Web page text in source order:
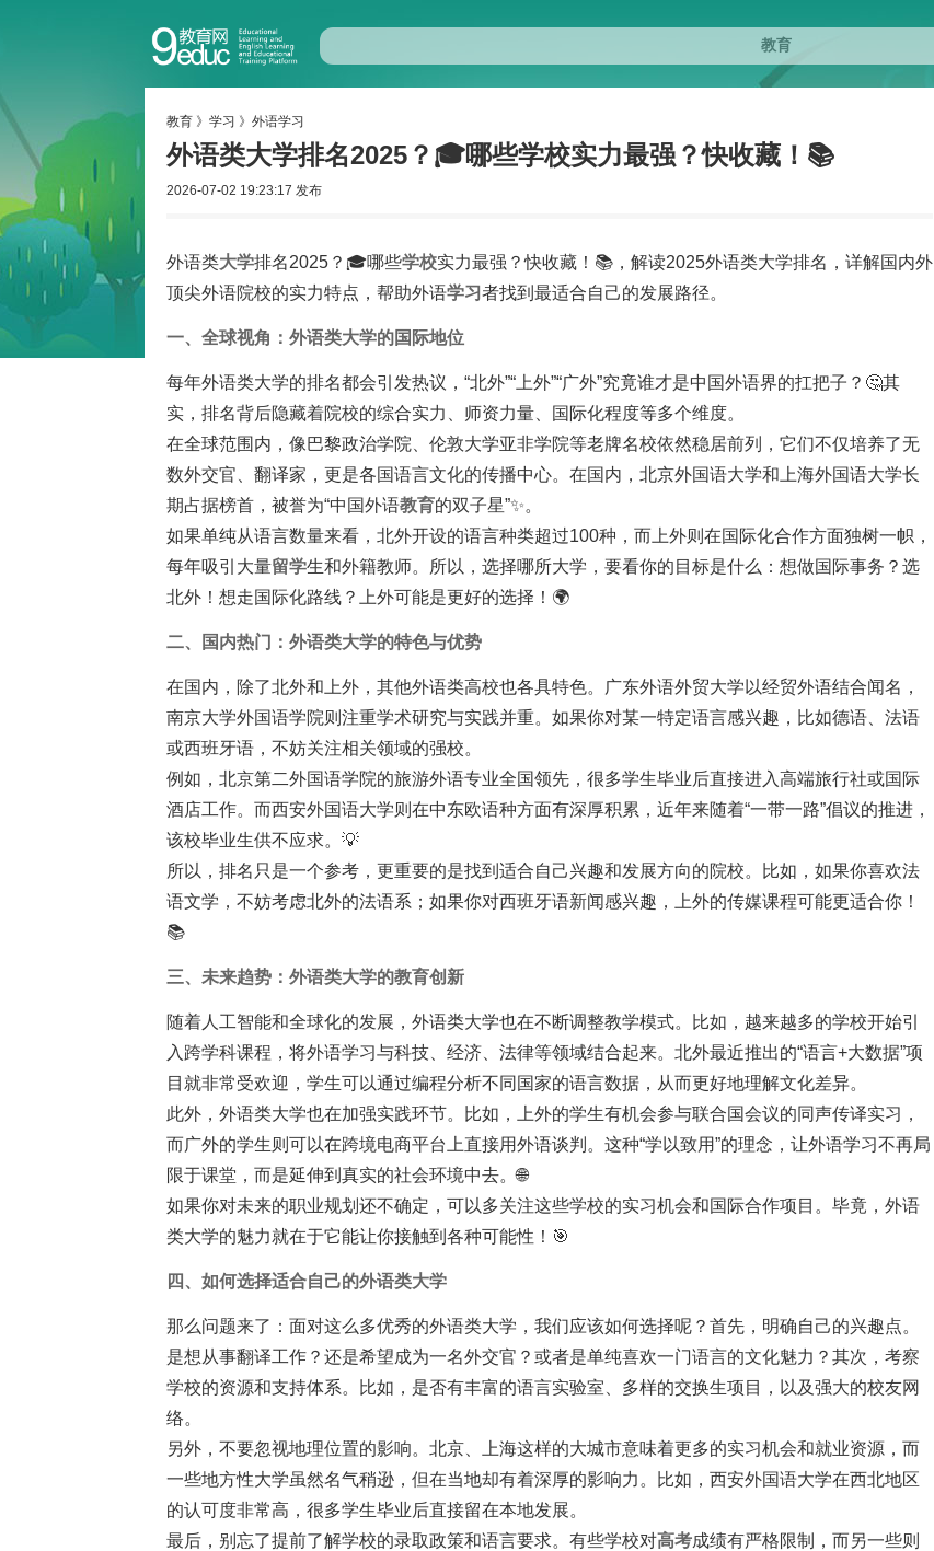
教育 》 学习 》 外语学习
外语类大学排名2025？🎓哪些学校实力最强？快收藏！📚
2026-07-02 19:23:17 发布
外语类大学排名2025？🎓哪些学校实力最强？快收藏！📚，解读2025外语类大学排名，详解国内外
顶尖外语院校的实力特点，帮助外语学习者找到最适合自己的发展路径。
一、全球视角：外语类大学的国际地位
每年外语类大学的排名都会引发热议，“北外”“上外”“广外”究竟谁才是中国外语界的扛把子？🤔其
实，排名背后隐藏着院校的综合实力、师资力量、国际化程度等多个维度。
在全球范围内，像巴黎政治学院、伦敦大学亚非学院等老牌名校依然稳居前列，它们不仅培养了无
数外交官、翻译家，更是各国语言文化的传播中心。在国内，北京外国语大学和上海外国语大学长
期占据榜首，被誉为“中国外语教育的双子星”✨。
如果单纯从语言数量来看，北外开设的语言种类超过100种，而上外则在国际化合作方面独树一帜，
每年吸引大量留学生和外籍教师。所以，选择哪所大学，要看你的目标是什么：想做国际事务？选
北外！想走国际化路线？上外可能是更好的选择！🌍
二、国内热门：外语类大学的特色与优势
在国内，除了北外和上外，其他外语类高校也各具特色。广东外语外贸大学以经贸外语结合闻名，
南京大学外国语学院则注重学术研究与实践并重。如果你对某一特定语言感兴趣，比如德语、法语
或西班牙语，不妨关注相关领域的强校。
例如，北京第二外国语学院的旅游外语专业全国领先，很多学生毕业后直接进入高端旅行社或国际
酒店工作。而西安外国语大学则在中东欧语种方面有深厚积累，近年来随着“一带一路”倡议的推进，
该校毕业生供不应求。💡
所以，排名只是一个参考，更重要的是找到适合自己兴趣和发展方向的院校。比如，如果你喜欢法
语文学，不妨考虑北外的法语系；如果你对西班牙语新闻感兴趣，上外的传媒课程可能更适合你！
📚
三、未来趋势：外语类大学的教育创新
随着人工智能和全球化的发展，外语类大学也在不断调整教学模式。比如，越来越多的学校开始引
入跨学科课程，将外语学习与科技、经济、法律等领域结合起来。北外最近推出的“语言+大数据”项
目就非常受欢迎，学生可以通过编程分析不同国家的语言数据，从而更好地理解文化差异。
此外，外语类大学也在加强实践环节。比如，上外的学生有机会参与联合国会议的同声传译实习，
而广外的学生则可以在跨境电商平台上直接用外语谈判。这种“学以致用”的理念，让外语学习不再局
限于课堂，而是延伸到真实的社会环境中去。🌐
如果你对未来的职业规划还不确定，可以多关注这些学校的实习机会和国际合作项目。毕竟，外语
类大学的魅力就在于它能让你接触到各种可能性！🎯
四、如何选择适合自己的外语类大学
那么问题来了：面对这么多优秀的外语类大学，我们应该如何选择呢？首先，明确自己的兴趣点。
是想从事翻译工作？还是希望成为一名外交官？或者是单纯喜欢一门语言的文化魅力？其次，考察
学校的资源和支持体系。比如，是否有丰富的语言实验室、多样的交换生项目，以及强大的校友网
络。
另外，不要忽视地理位置的影响。北京、上海这样的大城市意味着更多的实习机会和就业资源，而
一些地方性大学虽然名气稍逊，但在当地却有着深厚的影响力。比如，西安外国语大学在西北地区
的认可度非常高，很多学生毕业后直接留在本地发展。
最后，别忘了提前了解学校的录取政策和语言要求。有些学校对高考成绩有严格限制，而另一些则